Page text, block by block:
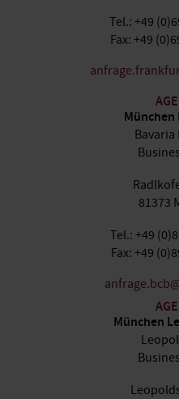
Tel.: +49
Fax: +49
81373
Tel.: +49
Fax: +49
München